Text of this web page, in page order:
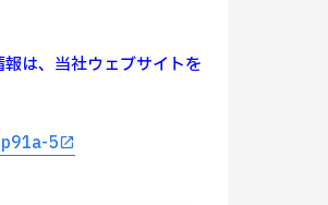
は、当社ウェブサイトを
5